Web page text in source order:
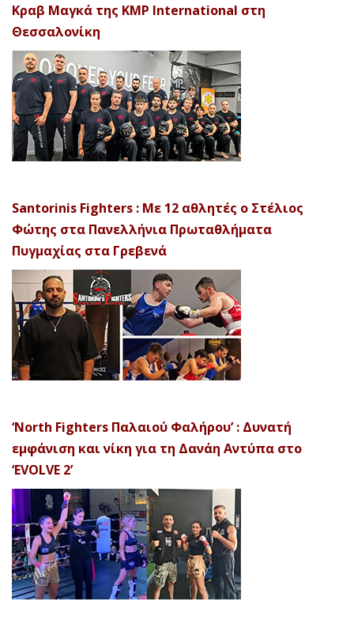
Κραβ Μαγκά της KMP International στη
Θεσσαλονίκη
Santorinis Fighters : Με 12 αθλητές ο Στέλιος
Φώτης στα Πανελλήνια Πρωταθλήματα
Πυγμαχίας στα Γρεβενά
‘North Fighters Παλαιού Φαλήρου’ : Δυνατή
εμφάνιση και νίκη για τη Δανάη Αντύπα στο
‘EVOLVE 2’